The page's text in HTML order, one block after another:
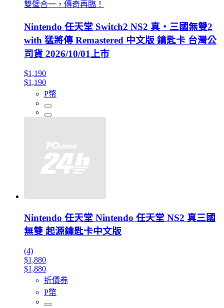
雙璧合一，傳奇再臨！
Nintendo 任天堂 Switch2 NS2 真・三國無雙2
with 猛將傳 Remastered 中文版 鑰匙卡 台灣公
司貨 2026/10/01上市
$1,190
$1,190
P幣
Nintendo 任天堂 Nintendo 任天堂 NS2 真三國
無雙 起源鑰匙卡中文版
(4)
$1,880
$1,880
折價券
P幣